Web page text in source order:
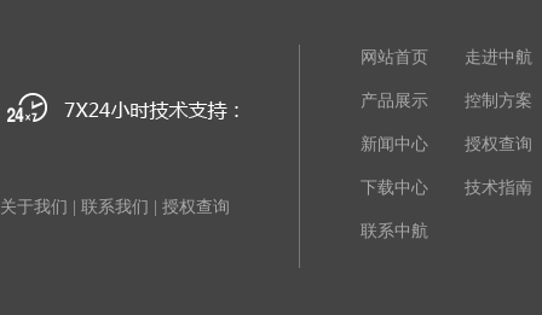
关于我们 联系我们 授权查询
网站首页 走进中航
产品展示 控制方案
新闻中心 授权查询
下载中心 技术指南
联系中航